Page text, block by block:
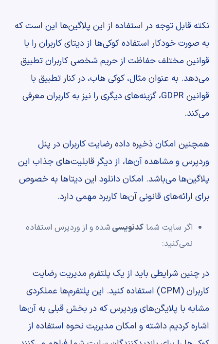
نکته قابل توجه در استفاده از این پلاگین‌ها این است که
به صورت خودکار استفاده کوکی‌ها از دیتای کاربران را با
قوانین مختلف حفاظت از حریم شخصی کاربران تطبیق
می‌دهد. به عنوان مثال، کوکی هاب، در کنار تطبیق با
قوانین GDPR، گزینه‌های دیگری را نیز به کاربران معرفی
می‌کند.
همچنین امکان ذخیره داده رضایت کاربران در پنل
وردپرس و مشاهده آن‌ها، از دیگر قابلیت‌های جذاب این
پلاگین‌ها می‌باشد. امکان دانلود این دیتاها به خصوص
برای ارائه‌های قانونی آن‌ها کاربرد مهمی دارد.
اگر سایت شما کدنویسی شده و از وردپرس استفاده
نمی‌کنید:
در چنین شرایطی باید از یک پلتفرم مدیریت رضایت
کاربران (CPM) استفاده کنید. این پلتفرم‌ها عملکردی
مشابه با پلایگن‌های وردپرس که در بخش قبلی به آن‌ها
اشاره کردیم داشته و امکان مدیریت نحوه استفاده از